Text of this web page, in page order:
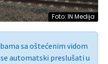
Foto: IN Medija
sa oštećenim vidom
automatski preslušati u